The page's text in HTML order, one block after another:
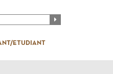
ETUDIANT